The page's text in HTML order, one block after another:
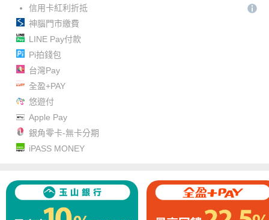
信用卡紅利折抵
神腦門市繳費
LINE Pay付款
Pi拍錢包
台灣Pay
全盈+PAY
悠遊付
Apple Pay
銀角零卡-無卡分期
iPASS MONEY